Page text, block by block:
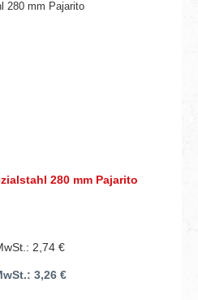
280 mm Pajarito
2,74 €
3,26 €